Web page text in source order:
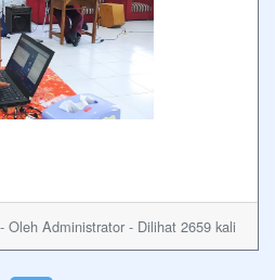
Oleh Administrator - Dilihat 2659 kali